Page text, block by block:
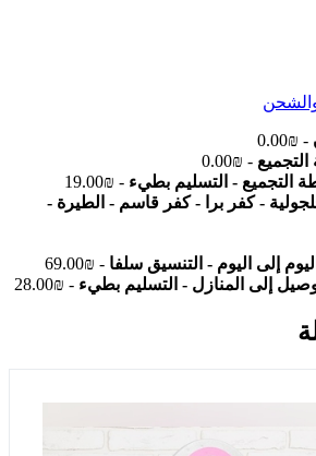
- ₪0.00
التجميع - ₪0.00
التجميع - التسليم بطيء - ₪19.00
- كفر برا - كفر قاسم - الطيرة -
إلى اليوم - التنسيق سلفا - ₪69.00
إلى المنازل - التسليم بطيء - ₪28.00